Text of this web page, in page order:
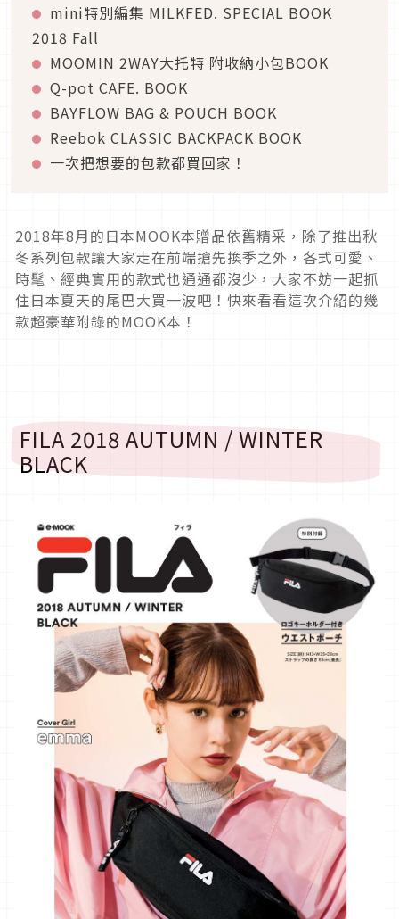
mini特別編集 MILKFED. SPECIAL BOOK
2018 Fall
MOOMIN 2WAY大托特 附收納小包BOOK
Q-pot CAFE. BOOK
BAYFLOW BAG & POUCH BOOK
Reebok CLASSIC BACKPACK BOOK
一次把想要的包款都買回家！
2018年8月的日本MOOK本贈品依舊精采，除了推出秋
冬系列包款讓大家走在前端搶先換季之外，各式可愛、
時髦、經典實用的款式也通通都沒少，大家不妨一起抓
住日本夏天的尾巴大買一波吧！快來看看這次介紹的幾
款超豪華附錄的MOOK本！
FILA 2018 AUTUMN / WINTER
BLACK